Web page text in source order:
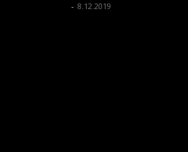
- 8.12.2019